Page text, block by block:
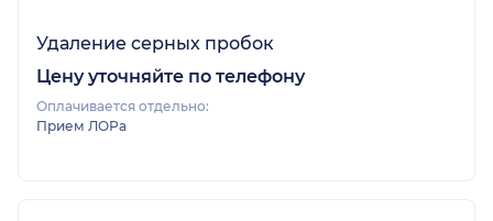
Удаление серных пробок
Цену уточняйте по телефону
Оплачивается отдельно:
Прием ЛОРа